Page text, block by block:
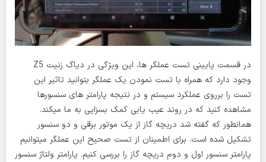
در قسمت پایینی تست عملگر ها، این ویژگی در دیاگ زنیت Z5
وجود دارد که همراه با تست نمودن یک عملگر بتوانید تاثیر این
تست را برروی عملکرد سیستم و در نتیجه پارامتر های سنسورها
مشاهده کنید که در روند عیب یابی کمک بسزایی به ما میکند.
همانطور که گفته شد دریچه گاز از یک موتور برقی و دو سنسور
تشکیل شده است. برای اطمینان از تست صحیح این عملگر میتوانیم
پارامتر سنسور اول و دوم دریچه گاز را بررسی کنیم. پارامتر ولتاژ سنسور